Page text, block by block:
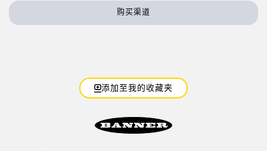
购买渠道
添加至我的收藏夹